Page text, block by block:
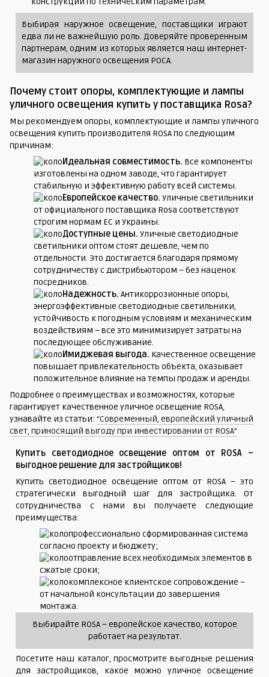
Выбирая наружное освещение, поставщики играют
едва ли не важнейшую роль. Доверяйте проверенным
партнерам, одним из которых является наш интернет-
магазин наружного освещения РОСА.
Почему стоит опоры, комплектующие и лампы
уличного освещения купить у поставщика Rosa?
Мы рекомендуем опоры, комплектующие и лампы уличного
освещения купить производителя ROSA по следующим
причинам:
Идеальная совместимость. Все компоненты
изготовлены на одном заводе, что гарантирует
стабильную и эффективную работу всей системы.
Европейское качество. Уличные светильники
от официального поставщика Rosa соответствуют
строгим нормам ЕС и Украины.
Доступные цены. Уличные светодиодные
светильники оптом стоят дешевле, чем по
отдельности. Это достигается благодаря прямому
сотрудничеству с дистрибьютором – без наценок
посредников.
Надежность. Антикоррозионные опоры,
энергоэффективные светодиодные светильники,
устойчивость к погодным условиям и механическим
воздействиям – все это минимизирует затраты на
последующее обслуживание.
Имиджевая выгода. Качественное освещение
повышает привлекательность объекта, оказывает
положительное влияние на темпы продаж и аренды.
Подробнее о преимуществах и возможностях, которые
гарантирует качественное уличное освещение ROSA,
узнавайте из статьи: “Современный, европейский уличный
свет, приносящий выгоду при инвестировании от ROSA”
Купить светодиодное освещение оптом от ROSA –
выгодное решение для застройщиков!
Купить светодиодное освещение оптом от ROSA – это
стратегически выгодный шаг для застройщика. От
сотрудничества с нами вы получаете следующие
преимущества:
профессионально сформированная система
согласно проекту и бюджету;
отправление всех необходимых элементов в
сжатые сроки;
комплексное клиентское сопровождение –
от начальной консультации до завершения
монтажа.
Выбирайте ROSA – европейское качество, которое
работает на результат.
Посетите наш каталог, просмотрите выгодные решения
для застройщиков, какое можно уличное освещение